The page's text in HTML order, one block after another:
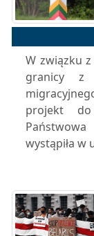
W związku
granicy z
projekt
wystąpiła w